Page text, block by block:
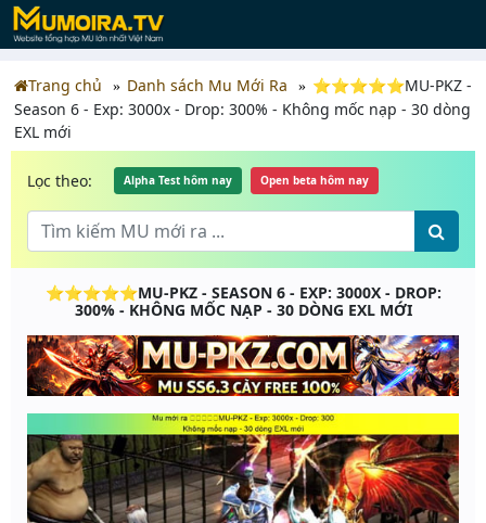
Trang chủ Danh sách Mu Mới Ra
⭐⭐⭐⭐⭐MU-PKZ -
Season 6 - Exp: 3000x - Drop: 300% - Không mốc nạp - 30 dòng
EXL mới
Lọc theo: Alpha Test hôm nay Open beta hôm nay
⭐⭐⭐⭐⭐MU-PKZ - SEASON 6 - EXP: 3000X - DROP:
300% - KHÔNG MỐC NẠP - 30 DÒNG EXL MỚI